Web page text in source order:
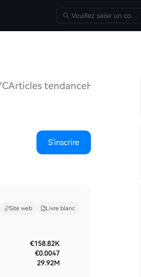
Articles tendanceHIMAYC Q&A
S'inscrire
Site web Livre blanc
€158.82K
€0.0047
29.92M